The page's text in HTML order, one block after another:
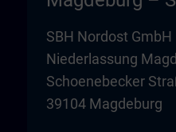
SBH Nordost GmbH
Niederlassung
Schoenebecker
39104 Magdeburg